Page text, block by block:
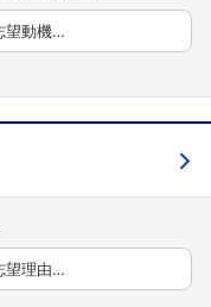
望動機…
望理由…